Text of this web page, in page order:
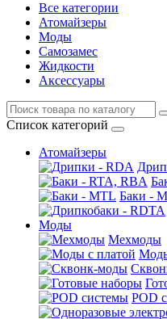
Все категории
Атомайзеры
Моды
Самозамес
Жидкости
Аксессуары
Список категорий
Атомайзеры
Баки -
Моды
Мехмоды
POD